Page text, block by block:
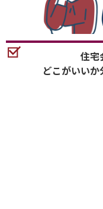
住宅
どこがいい